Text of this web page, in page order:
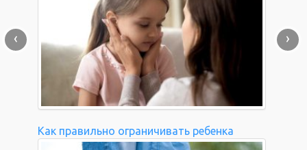
Как правильно ограничивать ребенка
‹ ›